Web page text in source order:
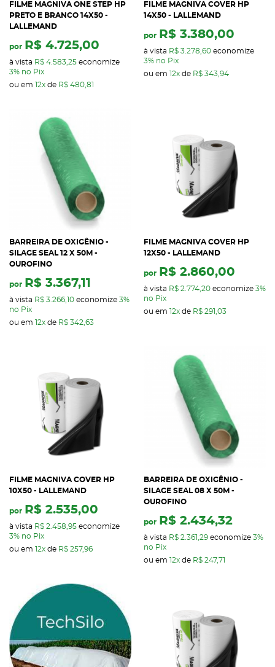
FILME MAGNIVA ONE STEP HP
PRETO E BRANCO 14X50 -
LALLEMAND
por R$ 4.725,00
à vista R$ 4.583,25 economize
3% no Pix
ou em 12x de R$ 480,81
FILME MAGNIVA COVER HP
14X50 - LALLEMAND
por R$ 3.380,00
à vista R$ 3.278,60 economize
3% no Pix
ou em 12x de R$ 343,94
BARREIRA DE OXIGÊNIO -
SILAGE SEAL 12 X 50M -
OUROFINO
por R$ 3.367,11
à vista R$ 3.266,10 economize 3%
no Pix
ou em 12x de R$ 342,63
FILME MAGNIVA COVER HP
12X50 - LALLEMAND
por R$ 2.860,00
à vista R$ 2.774,20 economize 3%
no Pix
ou em 12x de R$ 291,03
FILME MAGNIVA COVER HP
10X50 - LALLEMAND
por R$ 2.535,00
à vista R$ 2.458,95 economize
3% no Pix
ou em 12x de R$ 257,96
BARREIRA DE OXIGÊNIO -
SILAGE SEAL 08 X 50M -
OUROFINO
por R$ 2.434,32
à vista R$ 2.361,29 economize 3%
no Pix
ou em 12x de R$ 247,71